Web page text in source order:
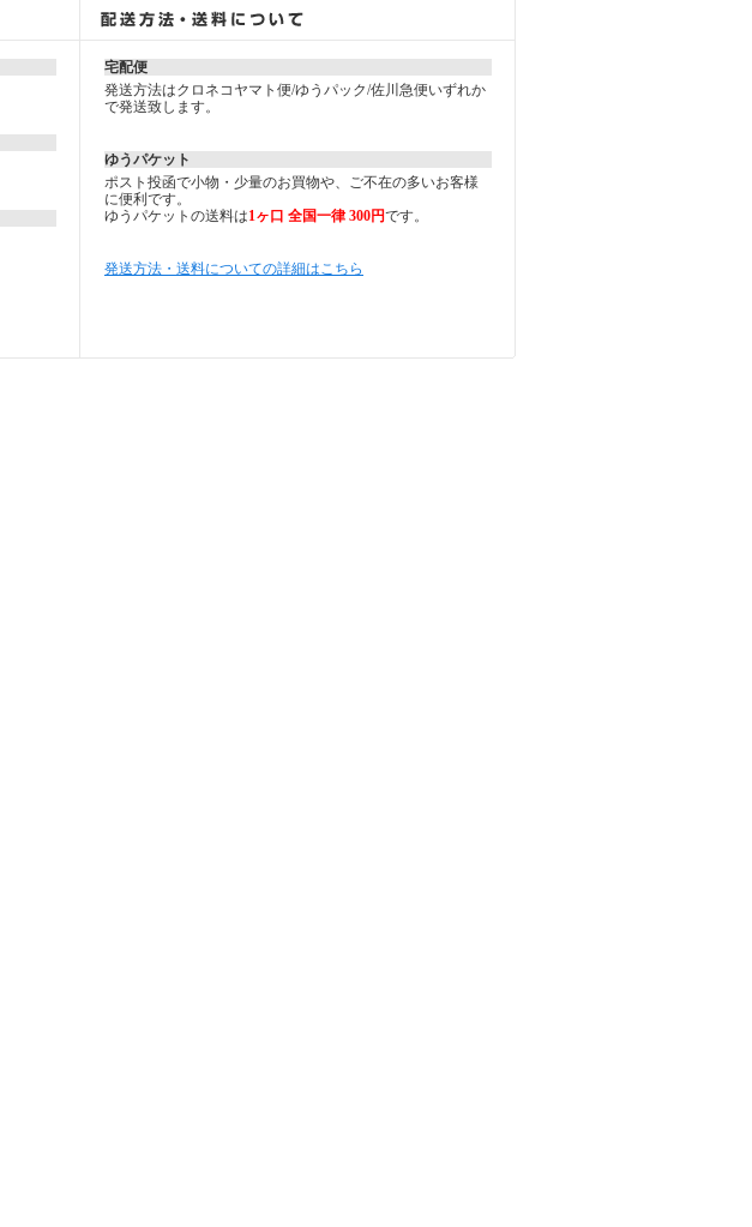
宅配便
発送方法はクロネコヤマト便/ゆうパック/佐川急便いずれか
で発送致します。
ゆうパケット
ポスト投函で小物・少量のお買物や、ご不在の多いお客様
に便利です。
ゆうパケットの送料は1ヶ口 全国一律 300円です。
発送方法・送料についての詳細はこちら